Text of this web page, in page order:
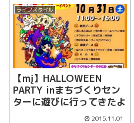
ライフスタイル
【mį】HALLOWEEN
PARTY inまちづくりセン
ターに遊びに行ってきたよ
2015.11.01